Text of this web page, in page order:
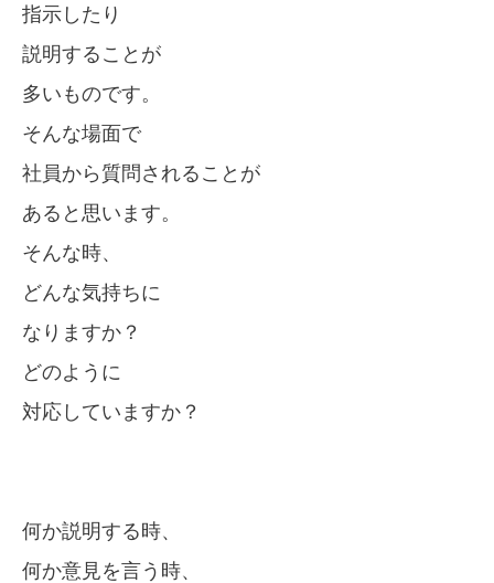
指示したり
説明することが
多いものです。
そんな場面で
社員から質問されることが
あると思います。
そんな時、
どんな気持ちに
なりますか？
どのように
対応していますか？
何か説明する時、
何か意見を言う時、